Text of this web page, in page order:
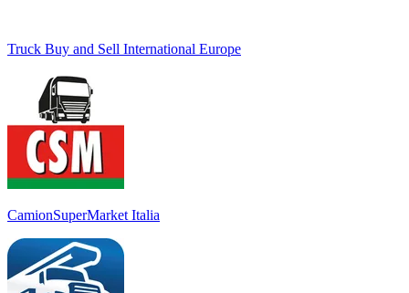
Truck Buy and Sell International Europe
CamionSuperMarket Italia